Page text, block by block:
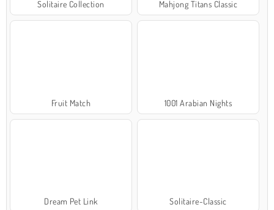
Solitaire Collection Mahjong Titans Classic
Fruit Match 1001 Arabian Nights
Dream Pet Link Solitaire-Classic